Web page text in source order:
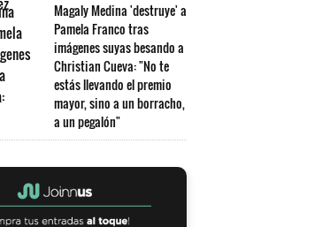
Magaly Medina 'destruye' a
Pamela Franco tras
imágenes suyas besando a
Christian Cueva: "No te
estás llevando el premio
mayor, sino a un borracho,
a un pegalón"